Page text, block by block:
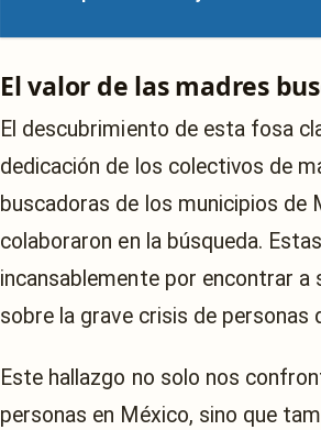
El valor de las madres
El descubrimiento de esta fosa
dedicación de los colectivos de
buscadoras de los municipios de
colaboraron en la búsqueda.
incansablemente por encontrar
sobre la grave crisis de personas
Este hallazgo no solo nos
personas en México, sino que